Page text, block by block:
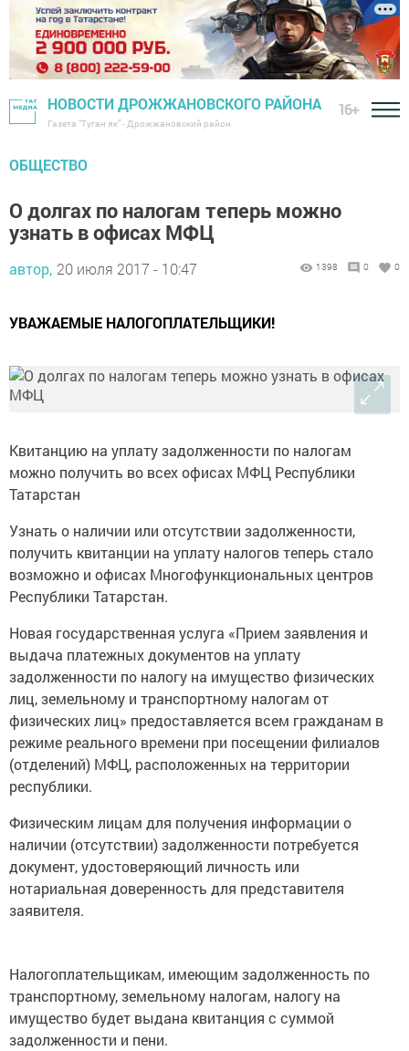
НОВОСТИ ДРОЖЖАНОВСКОГО РАЙОНА
Газета "Туган як" - Дрожжановский район
16+
ОБЩЕСТВО
О долгах по налогам теперь можно
узнать в офисах МФЦ
автор, 20 июля 2017 - 10:47 1398 0 0
УВАЖАЕМЫЕ НАЛОГОПЛАТЕЛЬЩИКИ!
Квитанцию на уплату задолженности по налогам
можно получить во всех офисах МФЦ Республики
Татарстан
Узнать о наличии или отсутствии задолженности,
получить квитанции на уплату налогов теперь стало
возможно и офисах Многофункциональных центров
Республики Татарстан.
Новая государственная услуга «Прием заявления и
выдача платежных документов на уплату
задолженности по налогу на имущество физических
лиц, земельному и транспортному налогам от
физических лиц» предоставляется всем гражданам в
режиме реального времени при посещении филиалов
(отделений) МФЦ, расположенных на территории
республики.
Физическим лицам для получения информации о
наличии (отсутствии) задолженности потребуется
документ, удостоверяющий личность или
нотариальная доверенность для представителя
заявителя.
Налогоплательщикам, имеющим задолженность по
транспортному, земельному налогам, налогу на
имущество будет выдана квитанция с суммой
задолженности и пени.